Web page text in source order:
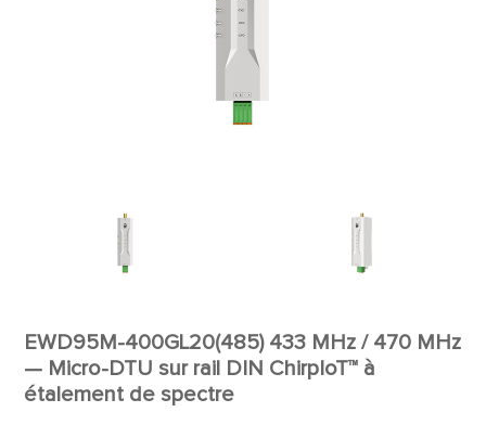
EWD95M-400GL20(485) 433 MHz / 470 MHz
— Micro-DTU sur rail DIN ChirpIoT™ à
étalement de spectre